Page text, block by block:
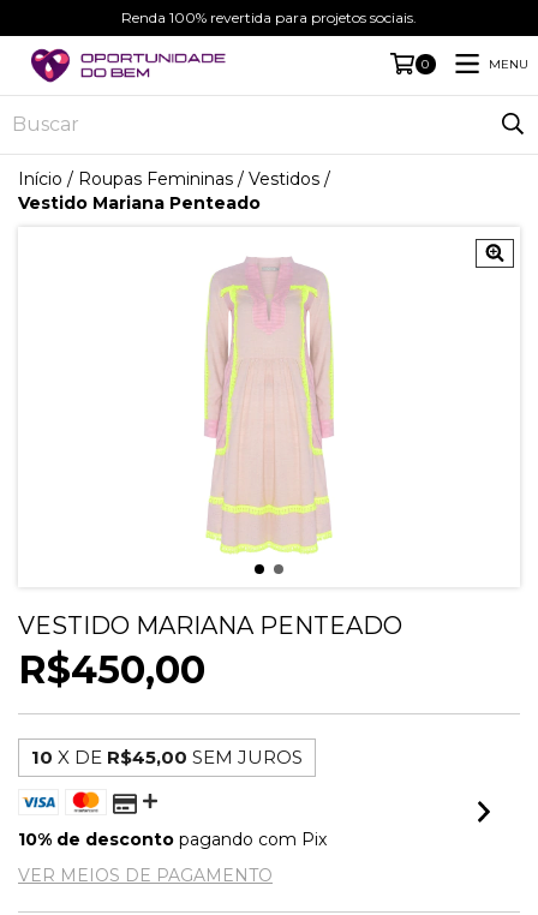
Renda 100% revertida para projetos sociais.
0 MENU
Início / Roupas Femininas / Vestidos /
Vestido Mariana Penteado
VESTIDO MARIANA PENTEADO
R$450,00
10 X DE R$45,00 SEM JUROS
10% de desconto pagando com Pix
VER MEIOS DE PAGAMENTO